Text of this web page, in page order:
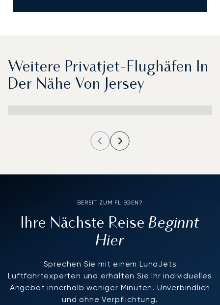
Weitere Privatjet-Flughäfen In
Der Nähe Von Jersey
BEREIT ZUM FLIEGEN?
Ihre Nächste ReiseBeginnt
Hier
Sprechen Sie mit einem LunaJets
Luftfahrtexperten und erhalten Sie Ihr individuelles
Angebot innerhalb weniger Minuten. Unverbindlich
und ohne Verpflichtung.